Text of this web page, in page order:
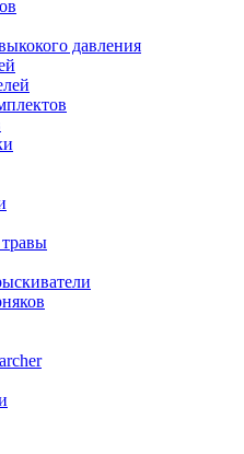
давления